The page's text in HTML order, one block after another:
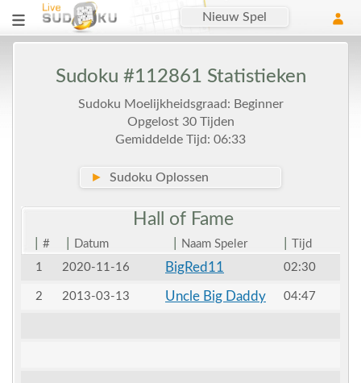
Nieuw Spel
Sudoku #112861 Statistieken
Sudoku Moelijkheidsgraad: Beginner
Opgelost 30 Tijden
Gemiddelde Tijd: 06:33
► Sudoku Oplossen
Hall of Fame
# Datum Naam Speler
Tijd
1
2020-11-16 BigRed11 02:30
2 2013-03-13 Uncle Big Daddy 04:47